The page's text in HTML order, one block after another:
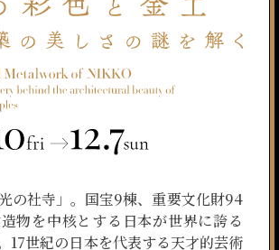
の社寺」。国宝9棟、重要文化財94
物を中核とする日本が世界に誇る
17世紀の日本を代表する天才的芸術